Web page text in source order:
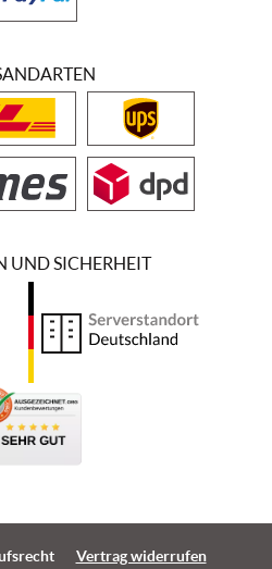
UND SICHERHEIT
Vertrag widerrufen